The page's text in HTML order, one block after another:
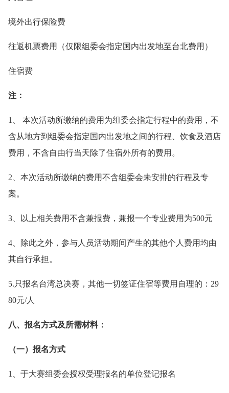
境外出行保险费
往返机票费用（仅限组委会指定国内出发地至台北费用）
住宿费
注：
1、 本次活动所缴纳的费用为组委会指定行程中的费用，不
含从地方到组委会指定国内出发地之间的行程、饮食及酒店
费用，不含自由行当天除了住宿外所有的费用。
2、本次活动所缴纳的费用不含组委会未安排的行程及专
案。
3、以上相关费用不含兼报费，兼报一个专业费用为500元
4、除此之外，参与人员活动期间产生的其他个人费用均由
其自行承担。
5.只报名台湾总决赛，其他一切签证住宿等费用自理的：29
80元/人
八、报名方式及所需材料：
（一）报名方式
1、于大赛组委会授权受理报名的单位登记报名